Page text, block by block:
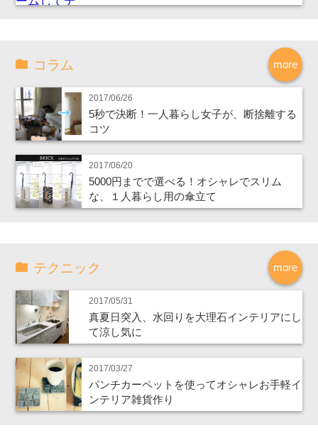
more
コラム
2017/06/26
5秒で決断！一人暮らし女子が、断捨離する
コツ
2017/06/20
5000円までで選べる！オシャレでスリム
な、１人暮らし用の傘立て
more
テクニック
2017/05/31
真夏日突入、水回りを大理石インテリアにし
て涼し気に
2017/03/27
パンチカーペットを使ってオシャレお手軽イ
ンテリア雑貨作り